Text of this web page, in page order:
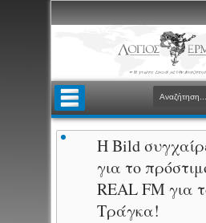
Η Bild
για το
REAL FM για
Τράγκα!